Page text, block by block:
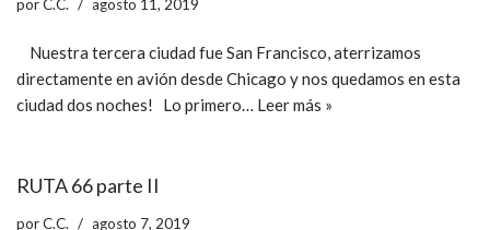
porC.C. agosto 11, 2019
Nuestra tercera ciudad fue San Francisco, aterrizamos
directamente en avión desde Chicago y nos quedamos en esta
ciudad dos noches! Lo primero… Leer más »
RUTA 66 parte II
porC.C. agosto 7, 2019